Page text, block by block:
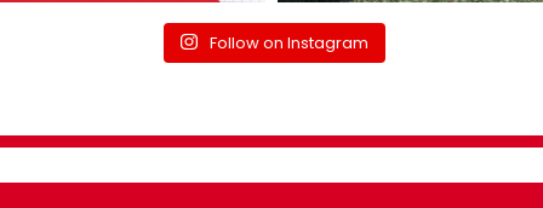
Follow on Instagram